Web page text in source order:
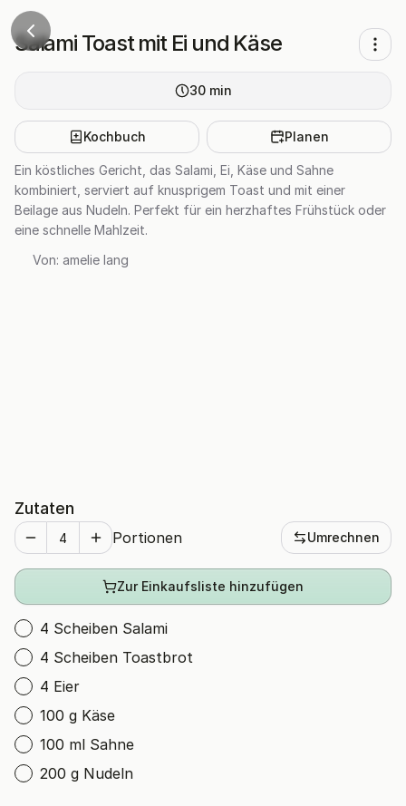
Salami Toast mit Ei und Käse
30 min
Kochbuch Planen
Ein köstliches Gericht, das Salami, Ei, Käse und Sahne
kombiniert, serviert auf knusprigem Toast und mit einer
Beilage aus Nudeln. Perfekt für ein herzhaftes Frühstück oder
eine schnelle Mahlzeit.
Von: amelie lang
Zutaten
Portionen Umrechnen
Zur Einkaufsliste hinzufügen
4 Scheiben Salami
4 Scheiben Toastbrot
4 Eier
100 g Käse
100 ml Sahne
200 g Nudeln